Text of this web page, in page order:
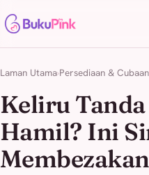
Laman Utama Persediaan &
Keliru
Hamil? Ini